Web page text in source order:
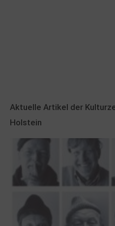
Aktuelle Artikel der
Holstein